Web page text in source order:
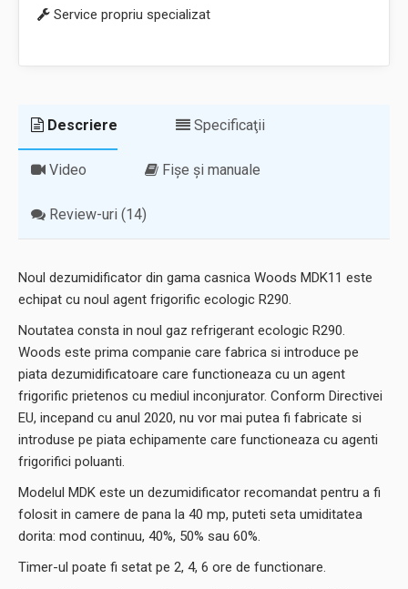
Service propriu specializat
Descriere Specificaţii
Video Fișe și manuale
Review-uri (14)
Noul dezumidificator din gama casnica Woods MDK11 este
echipat cu noul agent frigorific ecologic R290.
Noutatea consta in noul gaz refrigerant ecologic R290.
Woods este prima companie care fabrica si introduce pe
piata dezumidificatoare care functioneaza cu un agent
frigorific prietenos cu mediul inconjurator. Conform Directivei
EU, incepand cu anul 2020, nu vor mai putea fi fabricate si
introduse pe piata echipamente care functioneaza cu agenti
frigorifici poluanti.
Modelul MDK este un dezumidificator recomandat pentru a fi
folosit in camere de pana la 40 mp, puteti seta umiditatea
dorita: mod continuu, 40%, 50% sau 60%.
Timer-ul poate fi setat pe 2, 4, 6 ore de functionare.